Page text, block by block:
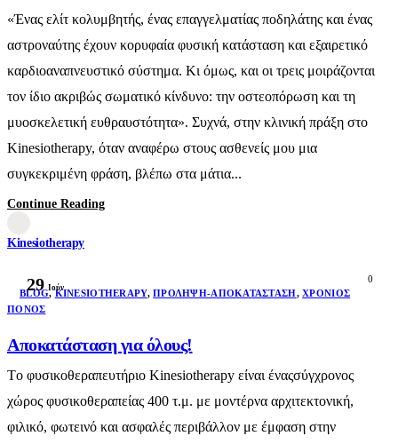
«Ένας ελίτ κολυμβητής, ένας επαγγελματίας ποδηλάτης και ένας
αστροναύτης έχουν κορυφαία φυσική κατάσταση και εξαιρετικό
καρδιοαναπνευστικό σύστημα. Κι όμως, και οι τρεις μοιράζονται
τον ίδιο ακριβώς σωματικό κίνδυνο: την οστεοπόρωση και τη
μυοσκελετική ευθραυστότητα». Συχνά, στην κλινική πράξη στο
Kinesiotherapy, όταν αναφέρω στους ασθενείς μου μια
συγκεκριμένη φράση, βλέπω στα μάτια...
Continue Reading
Kinesiotherapy
29 Ιούν
0
BLOG,KINESIOTHERAPY,ΠΡΌΛΗΨΗ-ΑΠΟΚΑΤΆΣΤΑΣΗ,ΧΡΌΝΙΟΣ
ΠΌΝΟΣ
Αποκατάσταση για όλους!
Τo φυσικοθεραπευτήριο Kinesiotherapy είναι έναςσύγχρονος
χώρος φυσικοθεραπείας 400 τ.μ. με μοντέρνα αρχιτεκτονική,
φιλικό, φωτεινό και ασφαλές περιβάλλον με έμφαση στην